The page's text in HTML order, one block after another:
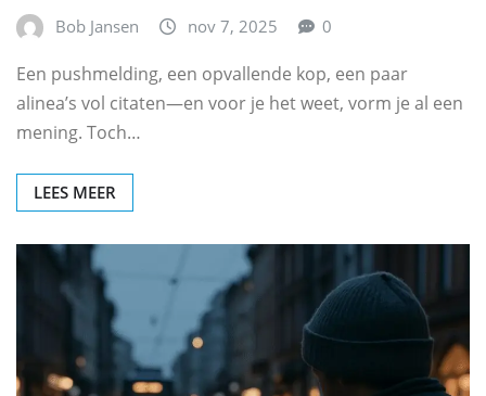
Bob Jansen nov 7, 2025 0
Een pushmelding, een opvallende kop, een paar
alinea’s vol citaten—en voor je het weet, vorm je al een
mening. Toch…
LEES MEER